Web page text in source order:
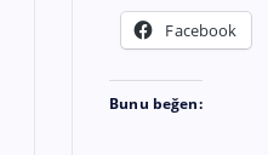
Facebook
Bunu beğen: